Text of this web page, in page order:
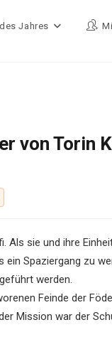
Jahres
von Torin
sie und ihre
Spaziergang zu
werden.
Feinde der
Mission war der